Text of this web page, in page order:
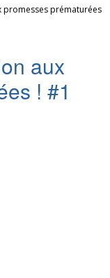
promesses prématurées
aux
! #1